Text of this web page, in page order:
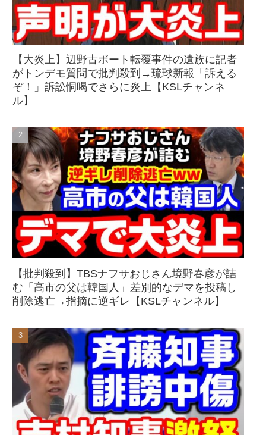
【大炎上】辺野古ボート転覆事件の遺族に記者
がトンデモ質問で批判殺到→琉球新報「訴える
ぞ！」訴訟恫喝でさらに炎上【KSLチャンネ
ル】
【批判殺到】TBSナフサおじさん境野春彦が詰
む「高市の父は韓国人」差別的なデマを投稿し
削除逃亡→指摘に逆ギレ【KSLチャンネル】